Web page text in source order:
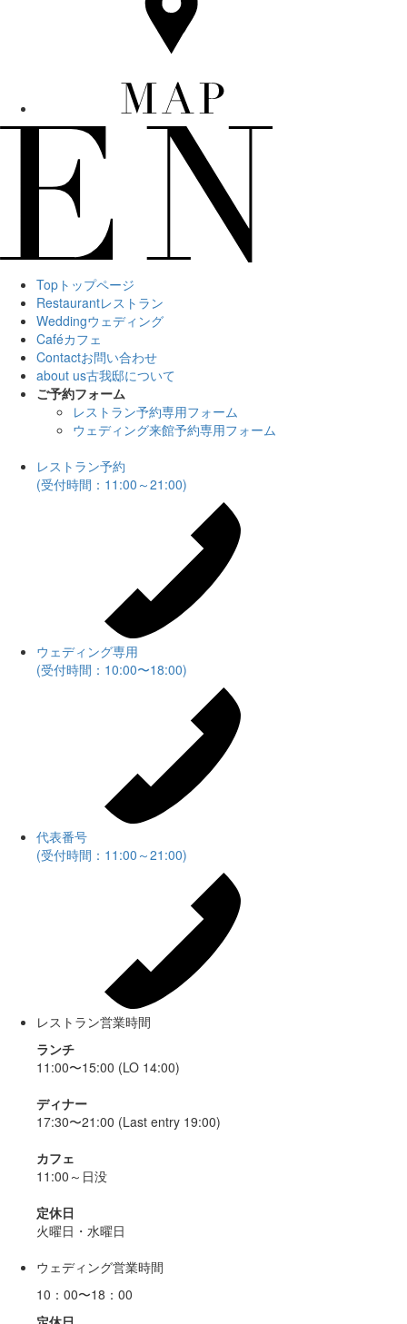
Top トップページ
Restaurantレストラン
Weddingウェディング
Caféカフェ
Contactお問い合わせ
about us古我邸について
ご予約フォーム
レストラン予約専用フォーム
ウェディング来館予約専用フォーム
レストラン予約
(受付時間：11:00～21:00)
ウェディング専用
(受付時間：10:00〜18:00)
代表番号
(受付時間：11:00～21:00)
レストラン営業時間
ランチ
11:00〜15:00 (LO 14:00)
ディナー
17:30〜21:00 (Last entry 19:00)
カフェ
11:00～日没
定休日
火曜日・水曜日
ウェディング営業時間
10：00〜18：00